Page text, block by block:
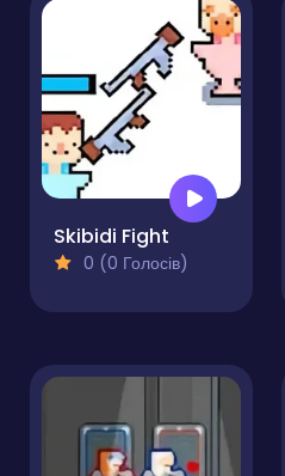
Skibidi Fight
0 (0 Голосів)